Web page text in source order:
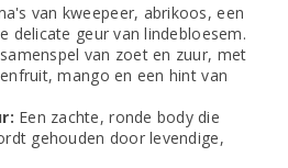
van kweepeer, abrikoos, een
delicate geur van lindebloesem.
van zoet en zuur, met
mango en een hint van
Een zachte, ronde body die
gehouden door levendige,